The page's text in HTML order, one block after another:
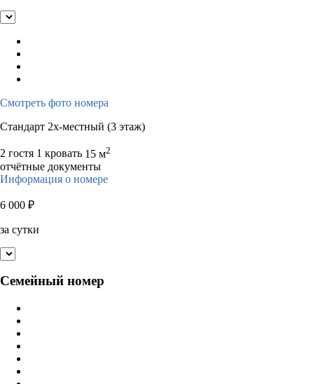
Смотреть фото номера
Стандарт 2х-местный (3 этаж)
2 гостя 1 кровать 15 м2
отчётные документы
Информация о номере
6 000 ₽
за сутки
Семейный номер